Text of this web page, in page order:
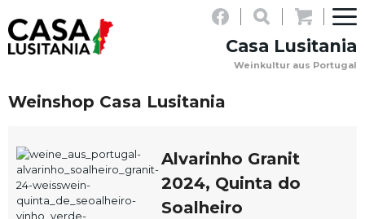
Casa Lusitania
Weinkultur aus Portugal
(0)
BERATUNG:
(0)31
Weinshop Casa Lusitania
Alvarinho Granit
2024, Quinta do
Soalheiro